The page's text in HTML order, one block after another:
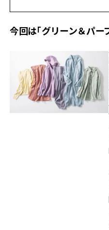
今回は「グリーン＆パー